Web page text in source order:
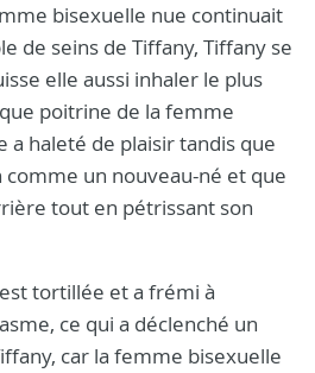
bisexuelle nue continuait
de seins de Tiffany, Tiffany se
elle aussi inhaler le plus
poitrine de la femme
a haleté de plaisir tandis que
comme un nouveau-né et que
tout en pétrissant son
tortillée et a frémi à
ce qui a déclenché un
car la femme bisexuelle